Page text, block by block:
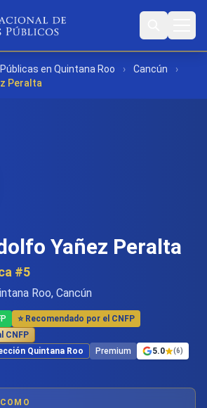
en Quintana Roo › Cancún
›
Peralta
Yañez Peralta
#5
Roo, Cancún
⭐ Recomendado por el CNFP
CNFP
Quintana Roo
Premium 5.0 (6)